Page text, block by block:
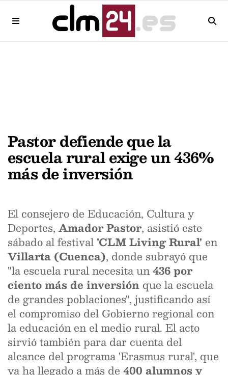
Pastor defiende que la
escuela rural exige un 436%
más de inversión
El consejero de Educación, Cultura y
Deportes, Amador Pastor, asistió este
sábado al festival 'CLM Living Rural' en
Villarta (Cuenca), donde subrayó que
"la escuela rural necesita un436 por
ciento más de inversión que la escuela
de grandes poblaciones", justificando así
el compromiso del Gobierno regional con
la educación en el medio rural. El acto
sirvió también para dar cuenta del
alcance del programa 'Erasmus rural', que
ya ha llegado a más de 400 alumnos y